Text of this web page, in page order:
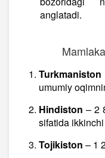
anglatadi.
Turkmaniston
umumiy
Hindiston – 2
sifatida ikkinchi
Tojikiston – 1